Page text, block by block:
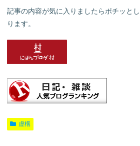
記事の内容が気に入りましたらポチッと
ります。
虚構